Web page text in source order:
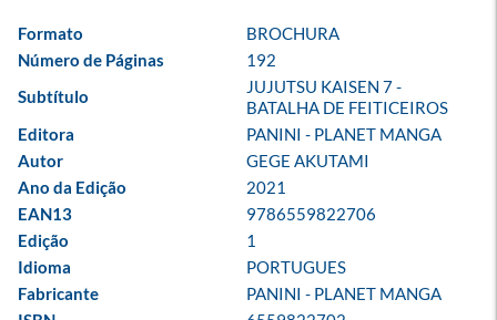
Formato
BROCHURA
Número de Páginas
192
Subtítulo
JUJUTSU KAISEN 7 -
BATALHA DE FEITICEIROS
Editora
PANINI - PLANET MANGA
Autor
GEGE AKUTAMI
Ano da Edição
2021
EAN13
9786559822706
Edição
1
Idioma
PORTUGUES
Fabricante
PANINI - PLANET MANGA